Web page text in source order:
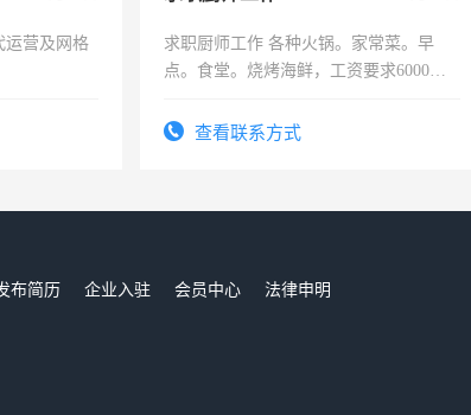
运营及网格
求职厨师工作 各种火锅。家常菜。早
点。食堂。烧烤海鲜，工资要求6000以
查看联系方式
布简历 企业入驻 会员中心
法律申明